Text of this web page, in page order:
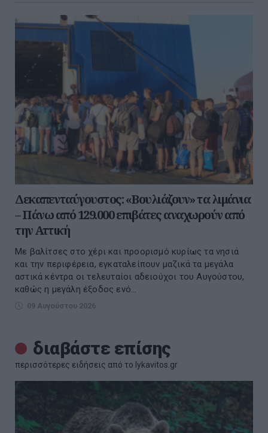
Δεκαπενταύγουστος: «Βουλιάζουν» τα λιμάνια
– Πάνω από 129.000 επιβάτες αναχωρούν από
την Αττική
Με βαλίτσες στο χέρι και προορισμό κυρίως τα νησιά
και την περιφέρεια, εγκαταλείπουν μαζικά τα μεγάλα
αστικά κέντρα οι τελευταίοι αδειούχοι του Αυγούστου,
καθώς η μεγάλη έξοδος ενό...
09 Αυγούστου 2026
διαβάστε επίσης
περισσότερες ειδήσεις από το lykavitos.gr